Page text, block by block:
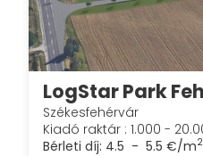
LogStar Park
Székesfehérvár
Kiadó raktár : 1.000 -
Bérleti díj: 4.5 - 5.5 €/m2